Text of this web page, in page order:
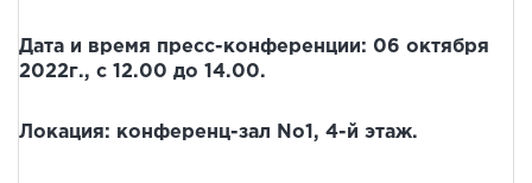
Дата и время пресс-конференции: 06 октября
2022г., с 12.00 до 14.00.
Локация: конференц-зал No1, 4-й этаж.